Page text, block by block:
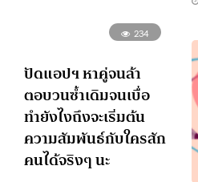
234
ปัดแอปฯ หาคู่จนล้า
ตอบวนซ้ำเดิมจนเบื่อ
ทำยังไงถึงจะเริ่มต้น
ความสัมพันธ์กับใครสัก
คนได้จริงๆ นะ